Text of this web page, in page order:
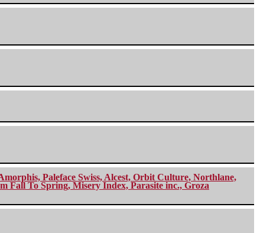
Paleface Swiss, Alcest, Orbit Culture, Northlane,
Fall To Spring, Misery Index, Parasite inc., Groza